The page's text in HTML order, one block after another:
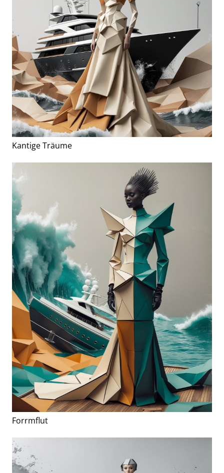
Kantige Träume
Forrmflut